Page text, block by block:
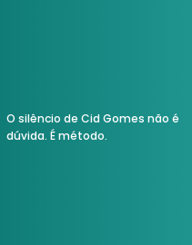
O silêncio de Cid Gomes não é
dúvida. É método.